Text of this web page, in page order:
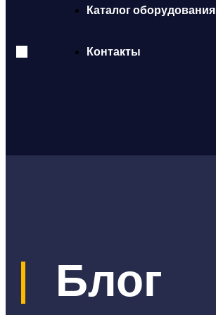
Каталог оборудования
Контакты
| Блог